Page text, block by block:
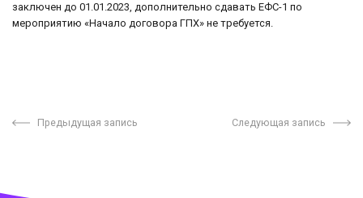
заключен до 01.01.2023, дополнительно сдавать ЕФС-1 по
мероприятию «Начало договора ГПХ» не требуется.
Предыдущая запись Следующая запись